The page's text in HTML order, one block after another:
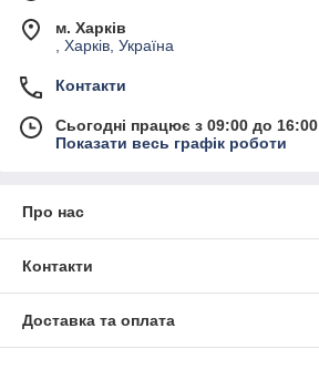
м. Харків
, Харків, Україна
Контакти
Сьогодні працює з 09:00 до 16:00
Показати весь графік роботи
Про нас
Контакти
Доставка та оплата